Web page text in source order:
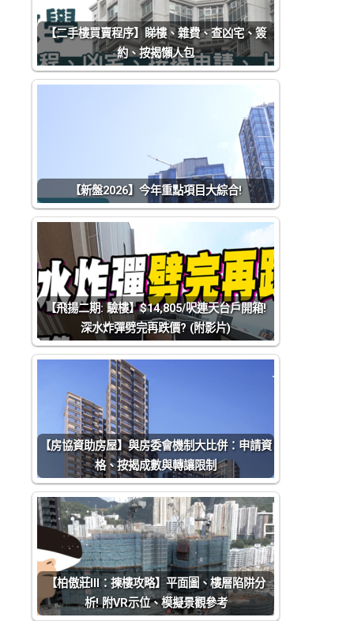
【二手樓買賣程序】睇樓、雜費、查凶宅、簽
約、按揭懶人包
【新盤2026】今年重點項目大綜合!
【飛揚二期: 驗樓】$14,805/呎連天台戶開箱!
深水炸彈劈完再跌價? (附影片)
【房協資助房屋】與房委會機制大比併：申請資
格、按揭成數與轉讓限制
【柏傲莊III：揀樓攻略】平面圖、樓層陷阱分
析! 附VR示位、模擬景觀參考